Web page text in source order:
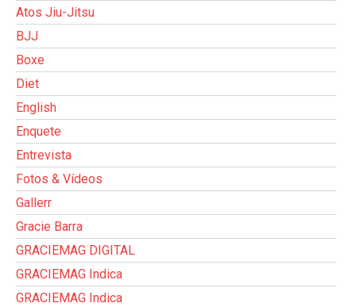
Atos Jiu-Jitsu
BJJ
Boxe
Diet
English
Enquete
Entrevista
Fotos & Vídeos
Gallerr
Gracie Barra
GRACIEMAG DIGITAL
GRACIEMAG Indica
GRACIEMAG Indica